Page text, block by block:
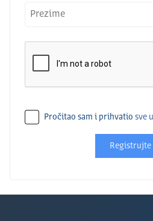
Pročitao sam i prihvatio sve
Registrujte